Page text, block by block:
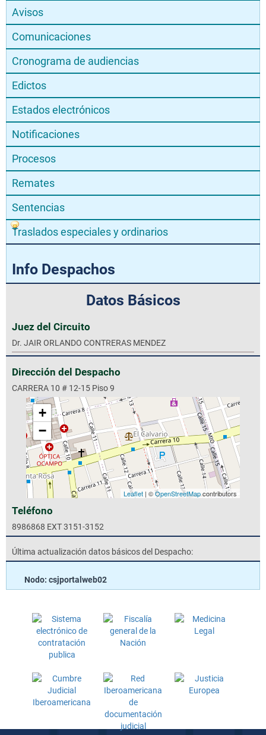
Avisos
Comunicaciones
Cronograma de audiencias
Edictos
Estados electrónicos
Notificaciones
Procesos
Remates
Sentencias
Traslados especiales y ordinarios
Info Despachos
Datos Básicos
Juez del Circuito
Dr. JAIR ORLANDO CONTRERAS MENDEZ
Dirección del Despacho
CARRERA 10 # 12-15 Piso 9
+
−
Leaflet| ©OpenStreetMapcontributors
Teléfono
8986868 EXT 3151-3152
Última actualización datos básicos del Despacho:
Nodo: csjportalweb02